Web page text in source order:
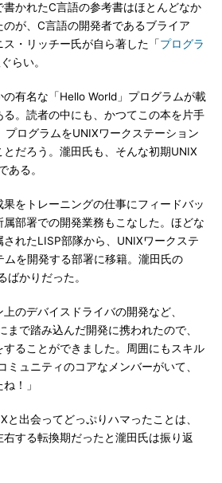
かれたC言語の参考書はほとんどなか
が、C言語の開発者であるブライア
・リッチー氏が自ら著した「プログラ
らい。
有名な「Hello World」プログラムが載
る。読者の中にも、かつてこの本を片手
プログラムをUNIXワークステーション
とだろう。瀧田氏も、そんな初期UNIX
ある。
をトレーニングの仕事にフィードバッ
部署での開発業務もこなした。ほどな
されたLISP部隊から、UNIXワークステ
ムを開発する部署に移籍。瀧田氏の
ばかりだった。
のデバイスドライバの開発など、
まで踏み込んだ開発に携われたので、
ることができました。周囲にもスキル
ミュニティのコアなメンバーがいて、
！」
出会ってどっぷりハマったことは、
する転換期だったと瀧田氏は振り返